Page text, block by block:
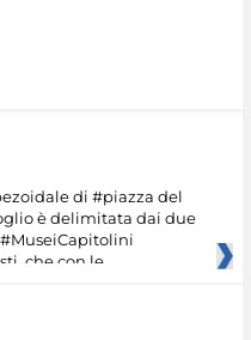
di #piazza del
è delimitata dai due
che con le